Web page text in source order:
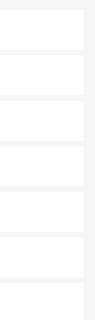
せないスポット